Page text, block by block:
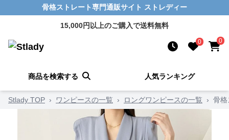
骨格ストレート専門通販サイト ストレディー
15,000円以上のご購入で送料無料
0 0
商品を検索する 人気ランキング
Stlady TOP › ワンピースの一覧 › ロングワンピースの一覧 › 骨格